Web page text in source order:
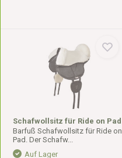
Schafwollsitz für Ride on Pad
Barfuß Schafwollsitz für Ride on
Pad. Der Schafw...
Auf Lager